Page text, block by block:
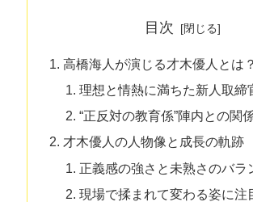
目次
高橋海人が演じる才木優人とは？
理想と情熱に満ちた新人取締
“正反対の教育係”陣内との関
才木優人の人物像と成長の軌跡
正義感の強さと未熟さのバラ
現場で揉まれて変わる姿に注